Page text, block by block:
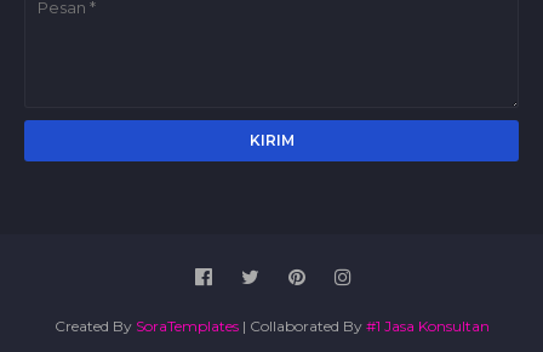
Created By SoraTemplates| Collaborated By #1 Jasa Konsultan